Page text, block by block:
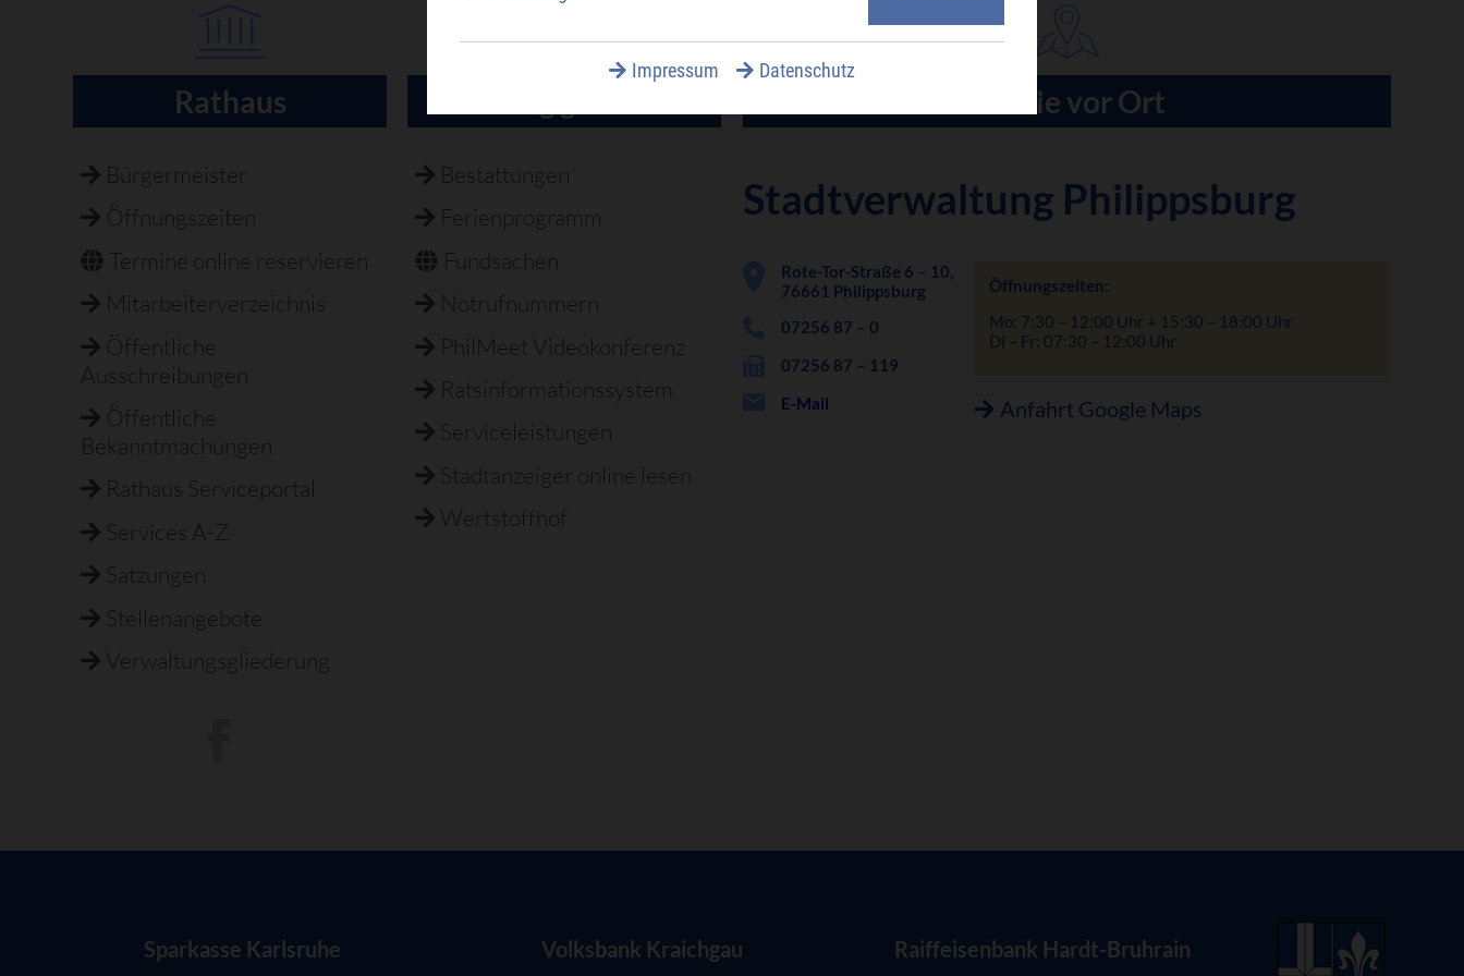
Rathaus
Bürgermeister
Öffnungszeiten
Termine online reservieren
Mitarbeiterverzeichnis
Öffentliche
Ausschreibungen
Öffentliche
Bekanntmachungen
Rathaus Serviceportal
Services A-Z
Satzungen
Stellenangebote
Verwaltungsgliederung
Bestattungen
Ferienprogramm
Fundsachen
Notrufnummern
PhilMeet Videokonferenz
Ratsinformationssystem
Serviceleistungen
Stadtanzeiger online lesen
Wertstoffhof
Für Sie vor Ort
Stadtverwaltung Philippsburg
Rote-Tor-Straße 6 – 10,
76661 Philippsburg
07256 87 – 0
07256 87 – 119
E-Mail
Öffnungszeiten:
Mo: 7:30 – 12:00 Uhr + 15:30 – 18:00 Uhr
Di – Fr: 07:30 – 12:00 Uhr
Anfahrt Google Maps
Sparkasse Karlsruhe Volksbank Kraichgau Raiffeisenbank Hardt-Bruhrain
Impressum Datenschutz